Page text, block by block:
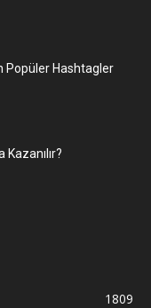
Popüler Hashtagler
Kazanılır?
1809